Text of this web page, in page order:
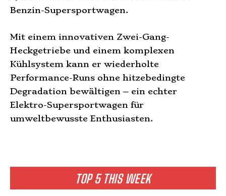
TOP 5 THIS WEEK
Benzin-Supersportwagen.
Mit einem innovativen Zwei-Gang-
Heckgetriebe und einem komplexen
Kühlsystem kann er wiederholte
Performance-Runs ohne hitzebedingte
Degradation bewältigen – ein echter
Elektro-Supersportwagen für
umweltbewusste Enthusiasten.